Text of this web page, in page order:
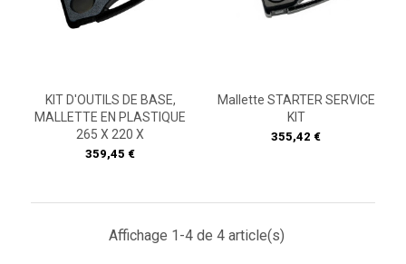
KIT D'OUTILS DE BASE,
MALLETTE EN PLASTIQUE
265 X 220 X
Prix
359,45 €
Mallette STARTER SERVICE
KIT
Prix
355,42 €
Affichage 1-4 de 4 article(s)